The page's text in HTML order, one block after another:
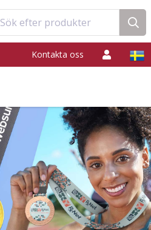
Sök efter produkter
Kontakta oss